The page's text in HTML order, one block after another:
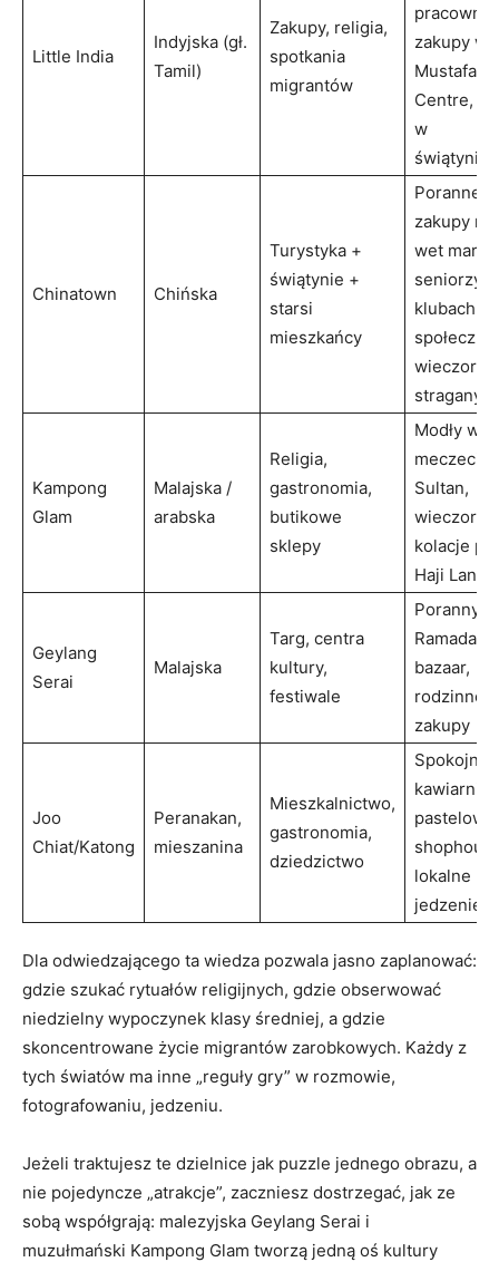
Little India
Indyjska (gł.
Tamil)
Zakupy, religia,
spotkania
migrantów
zakupy w
Mustafa
Centre,
w
Chinatown Chińska
Turystyka +
świątynie +
starsi
mieszkańcy
Poranne
zakupy na
wet
seniorzy w
klubach
wieczorne
stragany
Kampong
Glam
Malajska /
arabska
Religia,
gastronomia,
butikowe
sklepy
Modły w
meczecie
Sultan,
wieczorne
kolacje
Haji Lane
Geylang
Serai
Malajska
Targ, centra
kultury,
festiwale
Poranny
Ramadan
bazaar,
rodzinne
zakupy
Joo
Chiat/Katong
Peranakan,
mieszanina
Mieszkalnictwo,
gastronomia,
dziedzictwo
Spokojne
kawiarnie,
pastelowe
lokalne
jedzenie
Dla odwiedzającego ta wiedza pozwala jasno zaplanować:
gdzie szukać rytuałów religijnych, gdzie obserwować
niedzielny wypoczynek klasy średniej, a gdzie
skoncentrowane życie migrantów zarobkowych. Każdy z
tych światów ma inne „reguły gry” w rozmowie,
fotografowaniu, jedzeniu.
Jeżeli traktujesz te dzielnice jak puzzle jednego obrazu, a
nie pojedyncze „atrakcje”, zaczniesz dostrzegać, jak ze
sobą współgrają: malezyjska Geylang Serai i
muzułmański Kampong Glam tworzą jedną oś kultury